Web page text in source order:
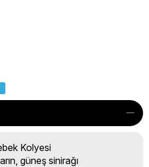
Kolyesi
güneş sinirağı